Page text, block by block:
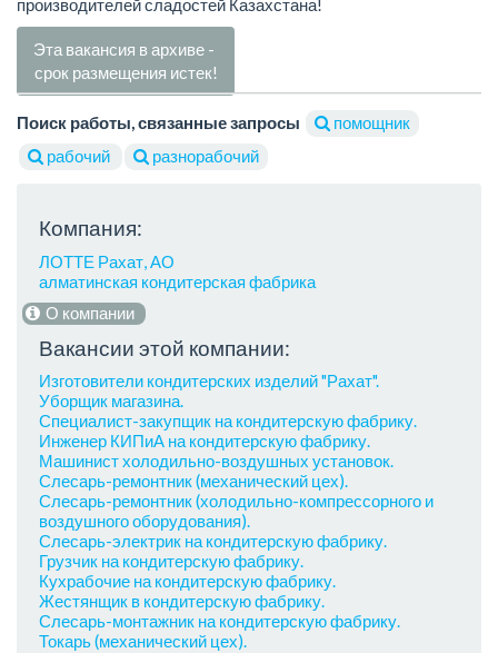
производителей сладостей Казахстана!
Эта вакансия в архиве -
срок размещения истек!
Поиск работы, связанные запросы
помощник
рабочий
разнорабочий
Компания:
ЛОТТЕ Рахат, АО
алматинская кондитерская фабрика
О компании
Вакансии этой компании:
Изготовители кондитерских изделий "Рахат".
Уборщик магазина.
Специалист-закупщик на кондитерскую фабрику.
Инженер КИПиА на кондитерскую фабрику.
Машинист холодильно-воздушных установок.
Слесарь-ремонтник (механический цех).
Слесарь-ремонтник (холодильно-компрессорного и
воздушного оборудования).
Слесарь-электрик на кондитерскую фабрику.
Грузчик на кондитерскую фабрику.
Кухрабочие на кондитерскую фабрику.
Жестянщик в кондитерскую фабрику.
Слесарь-монтажник на кондитерскую фабрику.
Токарь (механический цех).